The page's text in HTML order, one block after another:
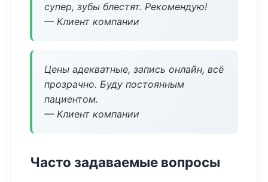
супер, зубы блестят. Рекомендую!
— Клиент компании
Цены адекватные, запись онлайн, всё
прозрачно. Буду постоянным
пациентом.
— Клиент компании
Часто задаваемые вопросы